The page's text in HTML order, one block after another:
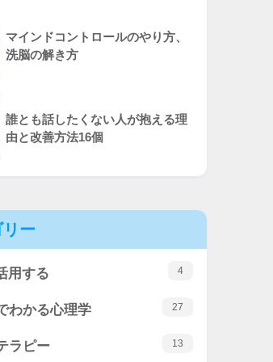
マインドコントロールのやり方、
洗脳の解き方
誰とも話したくない人が抱える理
由と改善方法16個
ー
用する 4
わかる心理学 27
ラピー 13